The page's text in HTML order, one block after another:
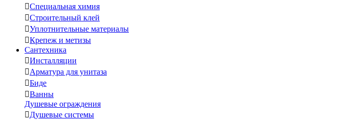
Специальная химия
Строительный клей
Уплотнительные материалы
Крепеж и метизы
Сантехника
Инсталляции
Арматура для унитаза
Биде
Ванны
Душевые ограждения
Душевые системы